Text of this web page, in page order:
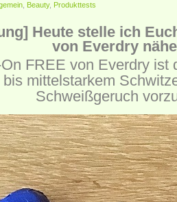
Beauty, Produkttests
Heute stelle ich
von Everdry
FREE von Everdry ist
mittelstarkem
Schweißgeruch